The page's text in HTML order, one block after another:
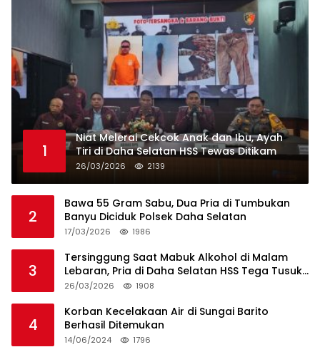
1
Niat Melerai Cekcok Anak dan Ibu, Ayah
Tiri di Daha Selatan HSS Tewas Ditikam
26/03/2026 2139
2
Bawa 55 Gram Sabu, Dua Pria di Tumbukan
Banyu Diciduk Polsek Daha Selatan
17/03/2026 1986
3
Tersinggung Saat Mabuk Alkohol di Malam
Lebaran, Pria di Daha Selatan HSS Tega Tusuk
Teman Sendiri
26/03/2026 1908
4
Korban Kecelakaan Air di Sungai Barito
Berhasil Ditemukan
14/06/2024 1796